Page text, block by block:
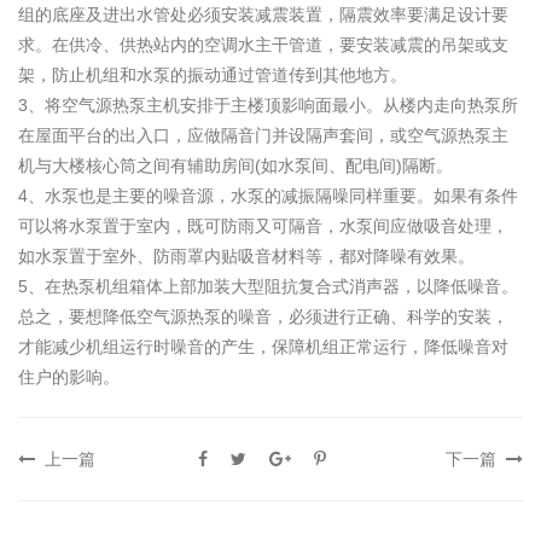
组的底座及进出水管处必须安装减震装置，隔震效率要满足设计要
求。在供冷、供热站内的空调水主干管道，要安装减震的吊架或支
架，防止机组和水泵的振动通过管道传到其他地方。
3、将空气源热泵主机安排于主楼顶影响面最小。从楼内走向热泵所
在屋面平台的出入口，应做隔音门并设隔声套间，或空气源热泵主
机与大楼核心筒之间有辅助房间(如水泵间、配电间)隔断。
4、水泵也是主要的噪音源，水泵的减振隔噪同样重要。如果有条件
可以将水泵置于室内，既可防雨又可隔音，水泵间应做吸音处理，
如水泵置于室外、防雨罩内贴吸音材料等，都对降噪有效果。
5、在热泵机组箱体上部加装大型阻抗复合式消声器，以降低噪音。
总之，要想降低空气源热泵的噪音，必须进行正确、科学的安装，
才能减少机组运行时噪音的产生，保障机组正常运行，降低噪音对
住户的影响。
上一篇 下一篇